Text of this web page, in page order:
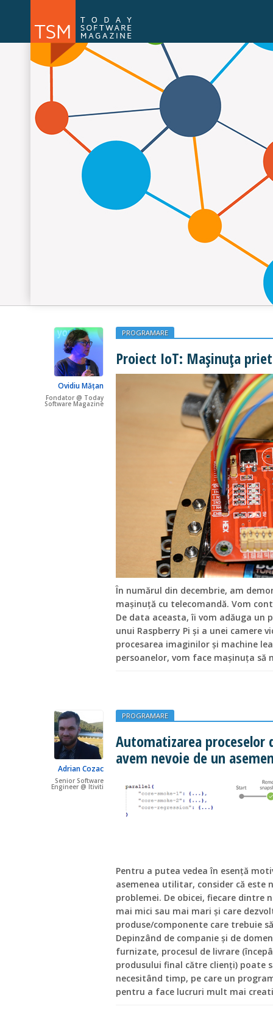
NOU
Numărul 169 Numărul
Ovidiu Mățan
Fondator @ Today
Software Magazine
PROGRAMARE
Proiect IoT: Mașinuța
În numărul din decembrie, am
mașinuță cu telecomandă. Vom
De data aceasta, îi vom adăuga un
unui Raspberry Pi și a unei camere
procesarea imaginilor și machine
persoanelor, vom face mașinuța să
Adrian Cozac
Senior Software
Engineer @ Itiviti
PROGRAMARE
Automatizarea proceselor
avem nevoie de un
Pentru a putea vedea în esență
asemenea utilitar, consider că este
problemei. De obicei, fiecare dintre
mai mici sau mai mari și care
produse/componente care trebuie
Depinzând de companie și de
furnizate, procesul de livrare
produsului final către clienți) poate
necesitând timp, pe care un
pentru a face lucruri mult mai